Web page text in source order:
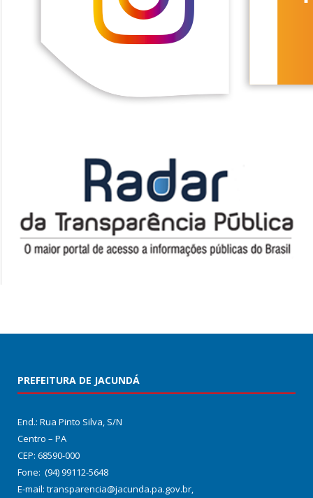
PREFEITURA DE JACUNDÁ
End.: Rua Pinto Silva, S/N
Centro – PA
CEP: 68590-000
Fone: (94) 99112-5648
E-mail: transparencia@jacunda.pa.gov.br,